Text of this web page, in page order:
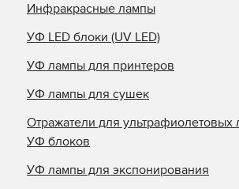
Инфракрасные лампы
УФ LED блоки (UV LED)
УФ лампы для принтеров
УФ лампы для сушек
Отражатели для ультрафиолетовых
УФ блоков
УФ лампы для экспонирования